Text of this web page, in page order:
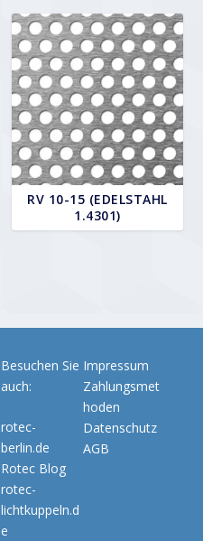
RV 10-15 (EDELSTAHL
1.4301)
Besuchen Sie
auch:
rotec-
berlin.de
Rotec Blog
rotec-
lichtkuppeln.d
e
Impressum
Zahlungsmet
hoden
Datenschutz
AGB